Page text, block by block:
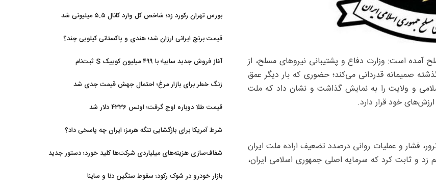
آمده است: وزارت دفاع و پشتیبانی نیروهای مسلح، از
صمیمانه قدردانی می‌کند؛ حضوری که بار دیگر عمق
و ولایت را به نمایش گذاشت و نشان داد که ملت
خود قرار دارد.
فشار و عملیات روانی درصدد تضعیف اراده ملت ایران
و ثابت کرد که سرمایه اصلی جمهوری اسلامی ایران،
بورس تهران رکورد زد؛ شاخص کل وارد کانال ۵.۵ میلیونی شد
قیمت برنج ایرانی ارزان شد؛ هندی و پاکستانی کیلویی چند؟
آغاز فروش جدید سایپا؛ با ۴۹۹ میلیون کوییک S ثبت‌نام
زنگ خطر برای بازار مرغ؛ احتمال جهش قیمت جدی شد
قیمت طلا دوباره اوج گرفت؛ اونس ۴۳۳۶ دلار شد
شرط آمریکا برای بازگشایی تنگه هرمز؛ ایران چه پاسخی داد؟
شفاف‌سازی هزینه‌های میلیاردی شرکت‌ها کلید خورد؛ دستور جدید
بازار خودرو در شوک رکود؛ سقوط سنگین دنا و ساینا